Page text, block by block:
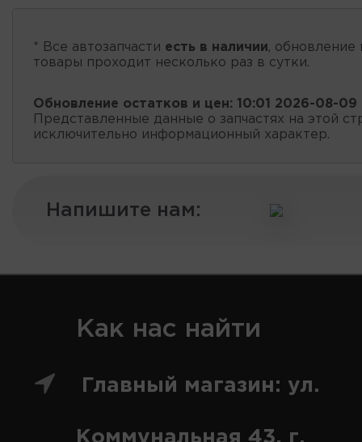
* Все автозапчасти есть в наличии, обновление
товары проходит несколько раз в сутки.
Обновление остатков и цен: 10:01 2026-08-09
Представленные данные о запчастях на этой
исключительно информационный характер.
Напишите нам:
Как нас найти
Главный магазин: ул.
Коммунальная 43, г.